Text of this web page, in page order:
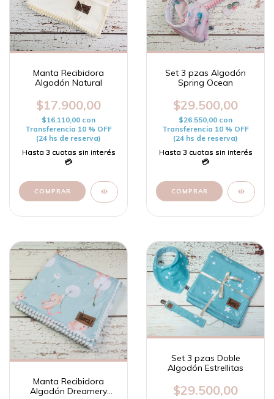
Manta Recibidora
Algodón Natural
$17.900,00
$16.110,00 con
Transferencia 10 % OFF
(24 hs de reserva)
Set 3 pzas Algodón
Spring Ocean
$29.500,00
$26.550,00 con
Transferencia 10 % OFF
(24 hs de reserva)
Manta Recibidora
Algodón Dreamery
Set 3 pzas Doble
Algodón Estrellitas
$29.500,00